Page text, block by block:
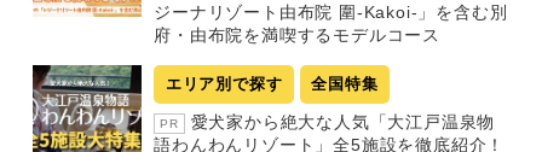
ジーナリゾート由布院 圍-Kakoi-」を含む別
府・由布院を満喫するモデルコース
エリア別で探す 全国特集
PR
愛犬家から絶大な人気「大江戸温泉物
語わんわんリゾート」全5施設を徹底紹介！